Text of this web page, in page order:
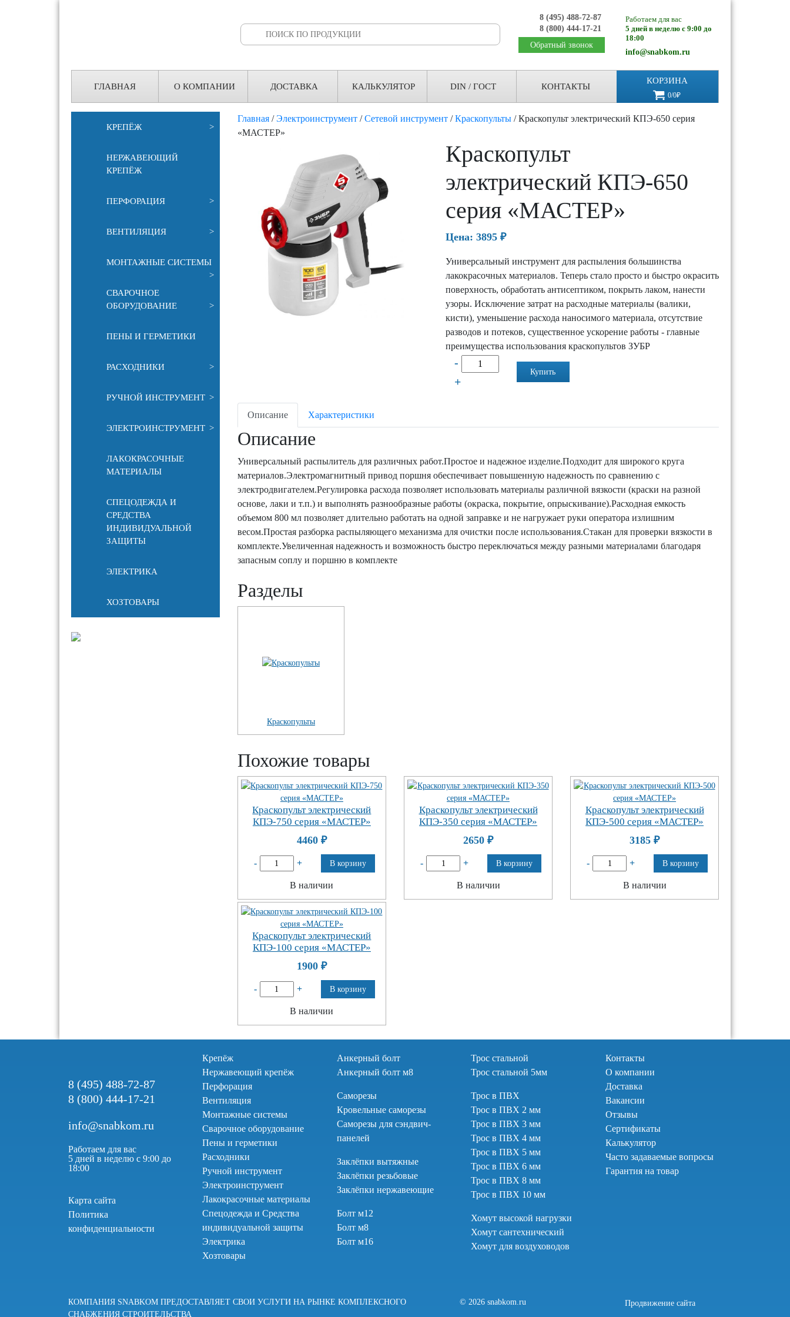
Search
for:
8 (495) 488-72-87
8 (800) 444-17-21
Обратный звонок
Работаем для вас
5 дней в неделю с 9:00 до
18:00
info@snabkom.ru
ГЛАВНАЯ О КОМПАНИИ ДОСТАВКА КАЛЬКУЛЯТОР DIN / ГОСТ КОНТАКТЫ
КОРЗИНА
0/0₽
КРЕПЁЖ >
НЕРЖАВЕЮЩИЙ
КРЕПЁЖ
ПЕРФОРАЦИЯ >
ВЕНТИЛЯЦИЯ >
МОНТАЖНЫЕ СИСТЕМЫ
>
СВАРОЧНОЕ
ОБОРУДОВАНИЕ
>
ПЕНЫ И ГЕРМЕТИКИ
РАСХОДНИКИ >
РУЧНОЙ ИНСТРУМЕНТ >
ЭЛЕКТРОИНСТРУМЕНТ >
ЛАКОКРАСОЧНЫЕ
МАТЕРИАЛЫ
СПЕЦОДЕЖДА И
СРЕДСТВА
ИНДИВИДУАЛЬНОЙ
ЗАЩИТЫ
ЭЛЕКТРИКА
ХОЗТОВАРЫ
Главная/Электроинструмент/Сетевой инструмент/Краскопульты/ Краскопульт электрический КПЭ-650 серия
«МАСТЕР»
Краскопульт
электрический КПЭ-650
серия «МАСТЕР»
Цена: 3895 ₽
Универсальный инструмент для распыления большинства
лакокрасочных материалов. Теперь стало просто и быстро окрасить
поверхность, обработать антисептиком, покрыть лаком, нанести
узоры. Исключение затрат на расходные материалы (валики,
кисти), уменьшение расхода наносимого материала, отсутствие
разводов и потеков, существенное ускорение работы - главные
преимущества использования краскопультов ЗУБР
-
+
Купить
Описание Характеристики
Описание
Универсальный распылитель для различных работ.Простое и надежное изделие.Подходит для широкого круга
материалов.Электромагнитный привод поршня обеспечивает повышенную надежность по сравнению с
электродвигателем.Регулировка расхода позволяет использовать материалы различной вязкости (краски на разной
основе, лаки и т.п.) и выполнять разнообразные работы (окраска, покрытие, опрыскивание).Расходная емкость
объемом 800 мл позволяет длительно работать на одной заправке и не нагружает руки оператора излишним
весом.Простая разборка распыляющего механизма для очистки после использования.Стакан для проверки вязкости в
комплекте.Увеличенная надежность и возможность быстро переключаться между разными материалами благодаря
запасным соплу и поршню в комплекте
Разделы
Краскопульты
Похожие товары
Краскопульт электрический
КПЭ-750 серия «МАСТЕР»
4460 ₽
- + В корзину
В наличии
Краскопульт электрический
КПЭ-350 серия «МАСТЕР»
2650 ₽
- + В корзину
В наличии
Краскопульт электрический
КПЭ-500 серия «МАСТЕР»
3185₽
- + В корзину
В наличии
Краскопульт электрический
КПЭ-100 серия «МАСТЕР»
1900 ₽
- + В корзину
В наличии
8 (495) 488-72-87
8 (800) 444-17-21
info@snabkom.ru
Работаем для вас
5 дней в неделю с 9:00 до
18:00
Карта сайта
Политика
конфиденциальности
Крепёж
Нержавеющий крепёж
Перфорация
Вентиляция
Монтажные системы
Сварочное оборудование
Пены и герметики
Расходники
Ручной инструмент
Электроинструмент
Лакокрасочные материалы
Спецодежда и Средства
индивидуальной защиты
Электрика
Хозтовары
Анкерный болт
Анкерный болт м8
Саморезы
Кровельные саморезы
Саморезы для сэндвич-
панелей
Заклёпки вытяжные
Заклёпки резьбовые
Заклёпки нержавеющие
Болт м12
Болт м8
Болт м16
Трос стальной
Трос стальной 5мм
Трос в ПВХ
Трос в ПВХ 2 мм
Трос в ПВХ 3 мм
Трос в ПВХ 4 мм
Трос в ПВХ 5 мм
Трос в ПВХ 6 мм
Трос в ПВХ 8 мм
Трос в ПВХ 10 мм
Хомут высокой нагрузки
Хомут сантехнический
Хомут для воздуховодов
Контакты
О компании
Доставка
Вакансии
Отзывы
Сертификаты
Калькулятор
Часто задаваемые вопросы
Гарантия на товар
КОМПАНИЯ SNABKOM ПРЕДОСТАВЛЯЕТ СВОИ УСЛУГИ НА РЫНКЕ КОМПЛЕКСНОГО
СНАБЖЕНИЯ СТРОИТЕЛЬСТВА
© 2026 snabkom.ru Продвижение сайта